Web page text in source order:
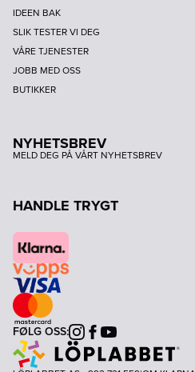
IDEEN BAK
SLIK TESTER VI DEG
VÅRE TJENESTER
JOBB MED OSS
BUTIKKER
NYHETSBREV
MELD DEG PÅ VÅRT NYHETSBREV
HANDLE TRYGT
FØLG OSS:Instagram
Facebook
Youtube